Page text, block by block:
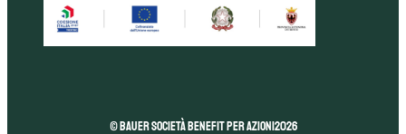
© Bauer Società Benefit per Azioni2026